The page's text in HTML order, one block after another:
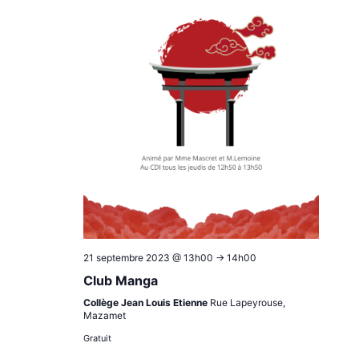
21 septembre 2023 @ 13h00 -> 14h00
Club Manga
Collège Jean Louis Etienne Rue Lapeyrouse,
Mazamet
Gratuit